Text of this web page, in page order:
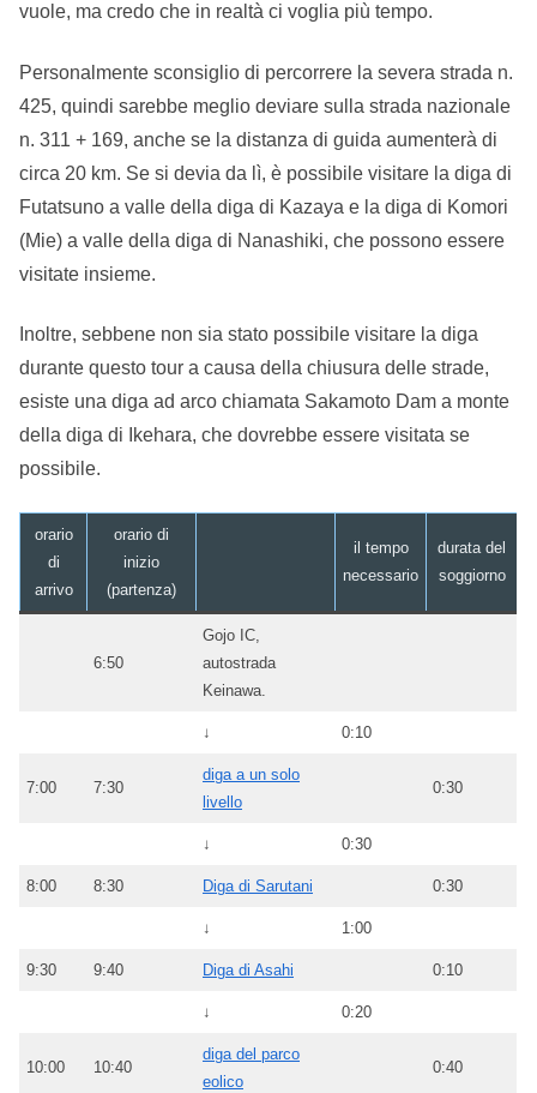
vuole, ma credo che in realtà ci voglia più tempo.
Personalmente sconsiglio di percorrere la severa strada n.
425, quindi sarebbe meglio deviare sulla strada nazionale
n. 311 + 169, anche se la distanza di guida aumenterà di
circa 20 km. Se si devia da lì, è possibile visitare la diga di
Futatsuno a valle della diga di Kazaya e la diga di Komori
(Mie) a valle della diga di Nanashiki, che possono essere
visitate insieme.
Inoltre, sebbene non sia stato possibile visitare la diga
durante questo tour a causa della chiusura delle strade,
esiste una diga ad arco chiamata Sakamoto Dam a monte
della diga di Ikehara, che dovrebbe essere visitata se
possibile.
orario
di
arrivo
orario di
inizio
(partenza)
il tempo
necessario
durata del
soggiorno
6:50
Gojo IC,
autostrada
Keinawa.
↓ 0:10
7:00 7:30
diga a un solo
livello
0:30
↓ 0:30
8:00 8:30 Diga di Sarutani 0:30
↓ 1:00
9:30 9:40 Diga di Asahi 0:10
↓ 0:20
10:00 10:40
diga del parco
eolico
0:40